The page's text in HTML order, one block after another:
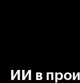
ИИ в